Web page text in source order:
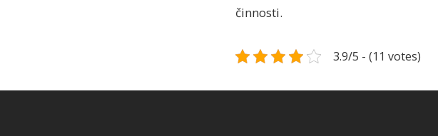
činnosti.
3.9/5 - (11 votes)